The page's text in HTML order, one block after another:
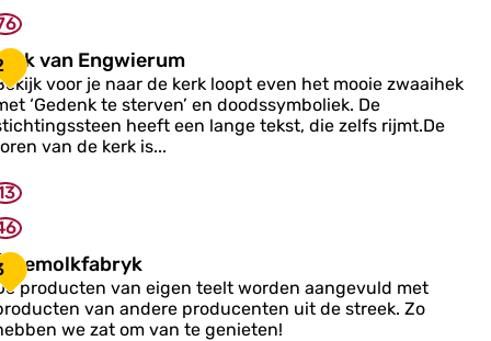
van Engwierum
voor je naar de kerk loopt even het mooie zwaaihek
‘Gedenk te sterven’ en doodssymboliek. De
heeft een lange tekst, die zelfs rijmt.De
van de kerk is...
producten van eigen teelt worden aangevuld met
van andere producenten uit de streek. Zo
we zat om van te genieten!